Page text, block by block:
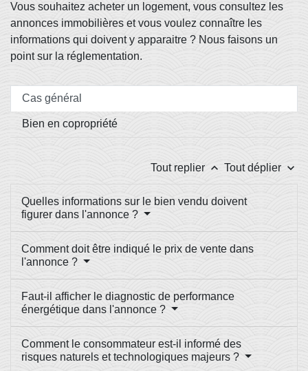
Vous souhaitez acheter un logement, vous consultez les
annonces immobilières et vous voulez connaître les
informations qui doivent y apparaitre ? Nous faisons un
point sur la réglementation.
Cas général
Bien en copropriété
Tout replier keyboard_arrow_up Tout déplier keyboard_arrow_down
Quelles informations sur le bien vendu doivent
figurer dans l'annonce ?
Comment doit être indiqué le prix de vente dans
l'annonce ?
Faut-il afficher le diagnostic de performance
énergétique dans l'annonce ?
Comment le consommateur est-il informé des
risques naturels et technologiques majeurs ?